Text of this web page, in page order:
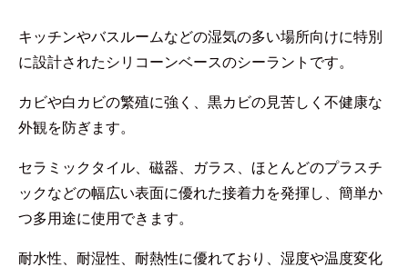
キッチンやバスルームなどの湿気の多い場所向けに特別
に設計されたシリコーンベースのシーラントです。
カビや白カビの繁殖に強く、黒カビの見苦しく不健康な
外観を防ぎます。
セラミックタイル、磁器、ガラス、ほとんどのプラスチ
ックなどの幅広い表面に優れた接着力を発揮し、簡単か
つ多用途に使用できます。
耐水性、耐湿性、耐熱性に優れており、湿度や温度変化